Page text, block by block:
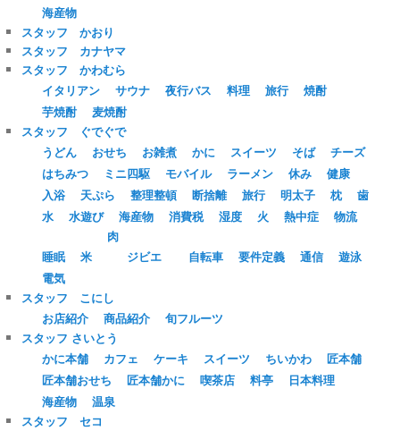
海産物
スタッフ かおり
スタッフ カナヤマ
スタッフ かわむら
イタリアン
サウナ 夜行バス 料理 旅行
焼酎
芋焼酎
麦焼酎
スタッフ ぐでぐで
うどん
おせち お雑煮 かに スイーツ そば
チーズ
はちみつ
ミニ四駆 モバイル ラーメン 休み
健康
入浴
天ぷら 整理整頓 断捨離 旅行 明太子 枕
歯
水
水遊び 海産物 消費税 湿度 火 熱中症 物流
睡眠 米
肉
ジビエ
自転車 要件定義 通信
遊泳
電気
スタッフ こにし
お店紹介
商品紹介
旬フルーツ
スタッフ さいとう
かに本舗
カフェ ケーキ スイーツ ちいかわ
匠本舗
匠本舗おせち
匠本舗かに 喫茶店 料亭
日本料理
海産物
温泉
スタッフ セコ